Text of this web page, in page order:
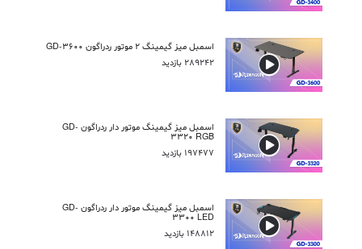
اسمبل میز گیمینگ 2 موتور ردراگون GD-3600
289242 بازدید
اسمبل میز گیمینگ موتور دار ردراگون GD-
3320 RGB
197477 بازدید
اسمبل میز گیمینگ موتور دار ردراگون GD-
3300 LED
148812 بازدید